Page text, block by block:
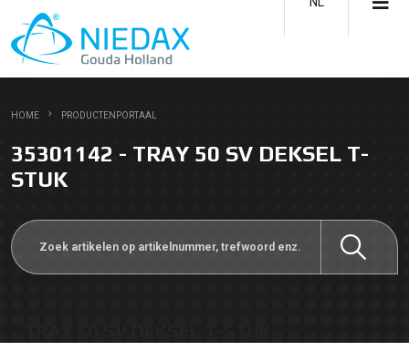
HOME PRODUCTENPORTAAL
35301142 - TRAY 50 SV DEKSEL T-
STUK